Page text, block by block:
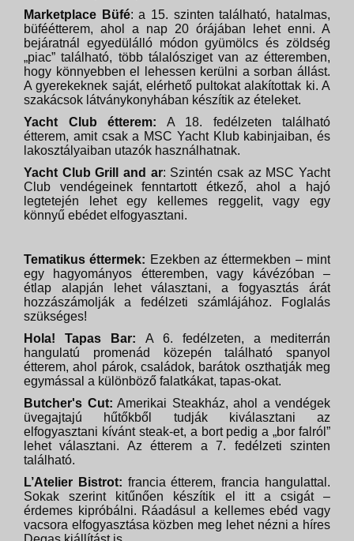
Marketplace Büfé: a 15. szinten található, hatalmas,
büféétterem, ahol a nap 20 órájában lehet enni. A
bejáratnál egyedülálló módon gyümölcs és zöldség
„piac” található, több tálalósziget van az étteremben,
hogy könnyebben el lehessen kerülni a sorban állást.
A gyerekeknek saját, elérhető pultokat alakítottak ki. A
szakácsok látványkonyhában készítik az ételeket.
Yacht Club étterem: A 18. fedélzeten található
étterem, amit csak a MSC Yacht Klub kabinjaiban, és
lakosztályaiban utazók használhatnak.
Yacht Club Grill and ar: Szintén csak az MSC Yacht
Club vendégeinek fenntartott étkező, ahol a hajó
legtetején lehet egy kellemes reggelit, vagy egy
könnyű ebédet elfogyasztani.
Tematikus éttermek: Ezekben az éttermekben – mint
egy hagyományos étteremben, vagy kávézóban –
étlap alapján lehet választani, a fogyasztás árát
hozzászámolják a fedélzeti számlájához. Foglalás
szükséges!
Hola! Tapas Bar: A 6. fedélzeten, a mediterrán
hangulatú promenád közepén található spanyol
étterem, ahol párok, családok, barátok oszthatják meg
egymással a különböző falatkákat, tapas-okat.
Butcher's Cut: Amerikai Steakház, ahol a vendégek
üvegajtajú hűtőkből tudják kiválasztani az
elfogyasztani kívánt steak-et, a bort pedig a „bor falról”
lehet választani. Az étterem a 7. fedélzeti szinten
található.
L’Atelier Bistrot: francia étterem, francia hangulattal.
Sokak szerint kitűnően készítik el itt a csigát –
érdemes kipróbálni. Ráadásul a kellemes ebéd vagy
vacsora elfogyasztása közben meg lehet nézni a híres